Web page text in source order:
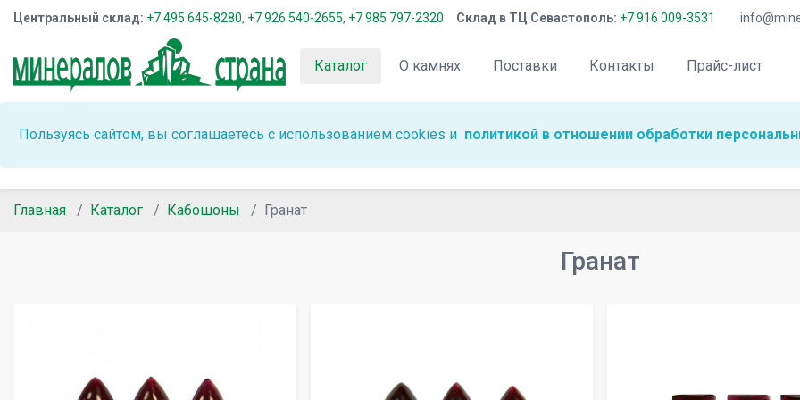
Центральный склад: +7 495 645-8280, +7 926 540-2655, +7 985 797-2320 Склад в ТЦ Севастополь: +7 916 009-3531
Каталог О камнях Поставки Контакты Прайс-лист
Пользуясь сайтом, вы соглашаетесь с использованием cookies и политикой в отношении обработки
Главная Каталог Кабошоны Гранат
Гранат